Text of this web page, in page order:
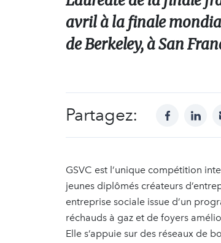
avril à la finale
de Berkeley, à San
Partagez: facebook
GSVC est l’unique compétition
jeunes diplômés créateurs
entreprise sociale issue d’un
réchauds à gaz et de foyers
Elle s’appuie sur des réseaux de